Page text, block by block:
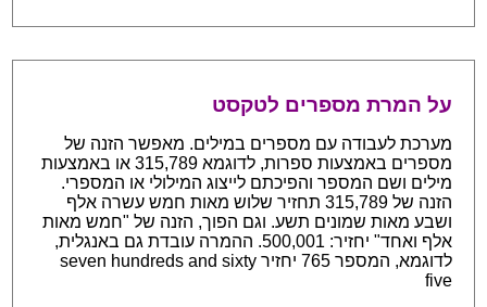
על המרת מספרים לטקסט
מערכת לעבודה עם מספרים במילים. מאפשר הזנה של
מספרים באמצעות ספרות, לדוגמא 315,789 או באמצעות
מילים ושם המספר והפיכתם לייצוג המילולי או המספרי.
הזנה של 315,789 תחזיר שלוש מאות חמש עשרה אלף
ושבע מאות שמונים תשע. וגם הפוך, הזנה של "חמש מאות
אלף ואחד" יחזיר: 500,001. ההמרה עובדת גם באנגלית,
לדוגמא, המספר 765 יחזיר seven hundreds and sixty
five